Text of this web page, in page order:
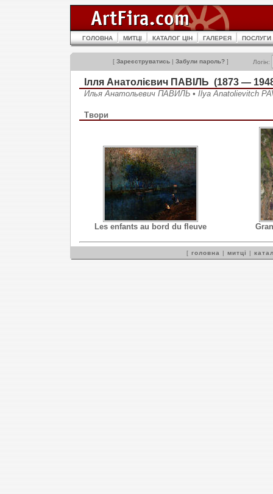
ГОЛОВНА МИТЦІ КАТАЛОГ ЦІН ГАЛЕРЕЯ ПОСЛУГИ
[ Зареєструватись | Забули пароль? ] Логін:
Ілля Анатолієвич ПАВІЛЬ (1873 —
Илья Анатольевич ПАВИЛЬ • Ilya Anatolievitch
Твори
Les enfants au bord du fleuve
[ головна | митці |